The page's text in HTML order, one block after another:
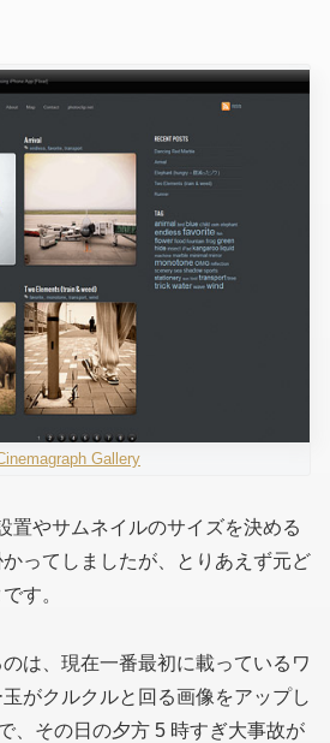
Gallery
置やサムネイルのサイズを決める
ってしましたが、とりあえず元ど
す。
は、現在一番最初に載っているワ
がクルクルと回る画像をアップし
、その日の夕方 5 時すぎ大事故が